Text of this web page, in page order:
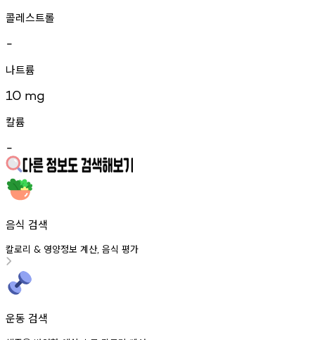
콜레스트롤
-
나트륨
10 mg
칼륨
-
음식 검색
칼로리 & 영양정보 계산, 음식 평가
운동 검색